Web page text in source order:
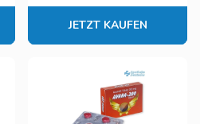
JETZT KAUFEN